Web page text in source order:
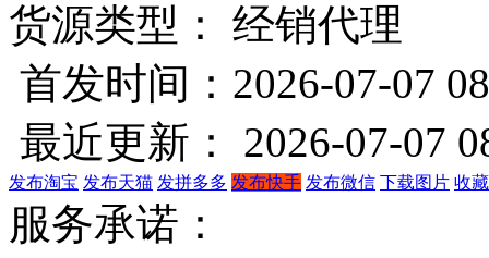
货源类型： 经销代理
首发时间：2026-07-07
最近更新： 2026-07-07
发布淘宝 发布天猫 发拼多多 发布快手 发布微信 下载图片 收
服务承诺：